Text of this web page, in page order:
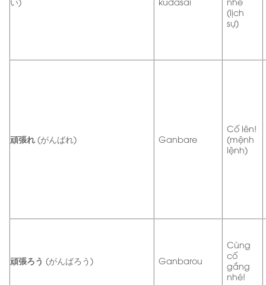
(lịch
sự)
頑張れ (がんばれ) Ganbare
Cố lên!
(mệnh
lệnh)
頑張ろう (がんばろう) Ganbarou
Cùng
cố
gắng
nhé!